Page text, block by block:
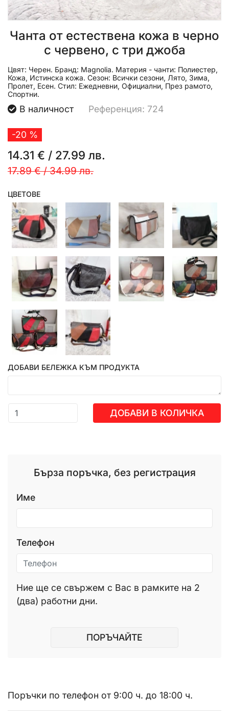
Чанта от естествена кожа в черно
с червено, с три джоба
Цвят: Черен. Бранд: Magnolia. Материя - чанти: Полиестер,
Кожа, Истинска кожа. Сезон: Всички сезони, Лято, Зима,
Пролет, Есен. Стил: Ежедневни, Официални, През рамото,
Спортни.
В наличност Референция: 724
-20 %
14.31 € / 27.99 лв.
17.89 €/34.99 лв.
ЦВЕТОВЕ
ДОБАВИ БЕЛЕЖКА КЪМ ПРОДУКТА
ДОБАВИ В КОЛИЧКА
Бърза поръчка, без регистрация
Име
Телефон
Ние ще се свържем с Вас в рамките на 2
(два) работни дни.
ПОРЪЧАЙТЕ
Поръчки по телефон от 9:00 ч. до 18:00 ч.